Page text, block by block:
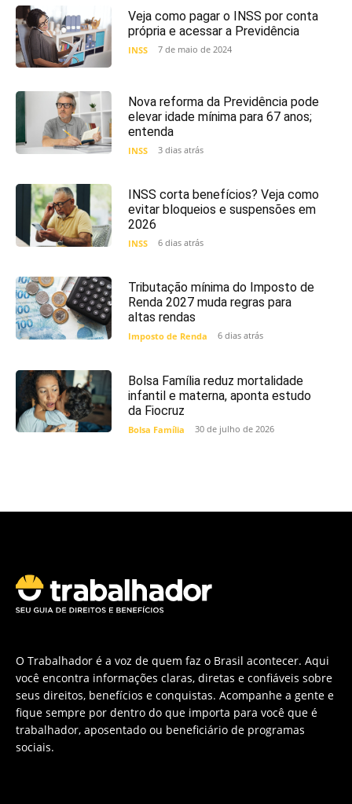
Veja como pagar o INSS por conta
própria e acessar a Previdência
INSS 7 de maio de 2024
Nova reforma da Previdência pode
elevar idade mínima para 67 anos;
entenda
INSS 3 dias atrás
INSS corta benefícios? Veja como
evitar bloqueios e suspensões em
2026
INSS 6 dias atrás
Tributação mínima do Imposto de
Renda 2027 muda regras para
altas rendas
Imposto de Renda 6 dias atrás
Bolsa Família reduz mortalidade
infantil e materna, aponta estudo
da Fiocruz
Bolsa Família 30 de julho de 2026
O Trabalhador é a voz de quem faz o Brasil acontecer. Aqui
você encontra informações claras, diretas e confiáveis sobre
seus direitos, benefícios e conquistas. Acompanhe a gente e
fique sempre por dentro do que importa para você que é
trabalhador, aposentado ou beneficiário de programas
sociais.